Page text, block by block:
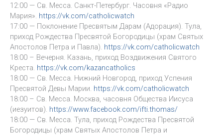
12:00 — Св. Месса. Санкт-Петербург. Часовня «Радио
Мария». https://vk.com/catholicwatch
17:00 — Поклонение Пресвятым Дарам (Адорация). Тула,
приход Рождества Пресвятой Богородицы (храм Святых
Апостолов Петра и Павла). https://vk.com/catholicwatch
18:00 – Вечерня. Казань, приход Воздвижения Святого
Креста. https://vk.com/kazancatholics
18:00 — Св. Месса. Нижний Новгород, приход Успения
Пресвятой Девы Марии. https://vk.com/catholicwatch
18:00 – Св. Месса. Москва, часовня Общества Иисуса
(иезуитов). https://www.facebook.com/ifti.thomas/
18:00 — Св. Месса. Тула, приход Рождества Пресвятой
Богородицы (храм Святых Апостолов Петра и